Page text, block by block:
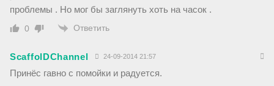
проблемы . Но мог бы заглянуть хоть на часок .
0 Ответить
ScaffolDChannel 24-09-2014 21:57
Принёс гавно с помойки и радуется.